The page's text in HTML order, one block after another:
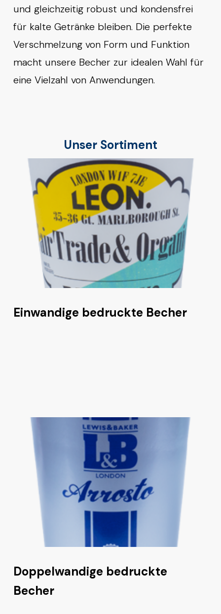
und gleichzeitig robust und kondensfrei
für kalte Getränke bleiben. Die perfekte
Verschmelzung von Form und Funktion
macht unsere Becher zur idealen Wahl für
eine Vielzahl von Anwendungen.
Unser Sortiment
Einwandige bedruckte Becher
Doppelwandige bedruckte
Becher